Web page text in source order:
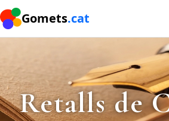
Gomets.cat
Retalls de